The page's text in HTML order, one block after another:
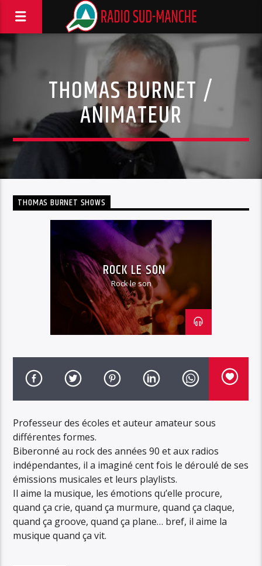
THOMAS BURNET /
ANIMATEUR
THOMAS BURNET SHOWS
ROCK LE SON
Rock le son
Professeur des écoles et auteur amateur sous
différentes formes.
Biberonné au rock des années 90 et aux radios
indépendantes, il a imaginé cent fois le déroulé de ses
émissions musicales et leurs playlists.
Il aime la musique, les émotions qu’elle procure,
quand ça crie, quand ça murmure, quand ça claque,
quand ça groove, quand ça plane… bref, il aime la
musique quand ça vit.